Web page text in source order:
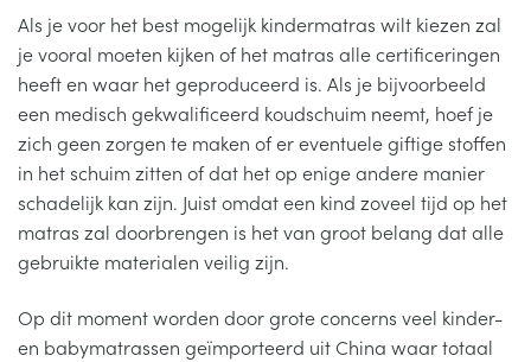
Als je voor het best mogelijk kindermatras wilt kiezen zal
je vooral moeten kijken of het matras alle certificeringen
heeft en waar het geproduceerd is. Als je bijvoorbeeld
een medisch gekwalificeerd koudschuim neemt, hoef je
zich geen zorgen te maken of er eventuele giftige stoffen
in het schuim zitten of dat het op enige andere manier
schadelijk kan zijn. Juist omdat een kind zoveel tijd op het
matras zal doorbrengen is het van groot belang dat alle
gebruikte materialen veilig zijn.
Op dit moment worden door grote concerns veel kinder-
en babymatrassen geïmporteerd uit China waar totaal